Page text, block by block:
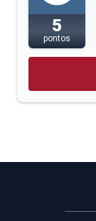
5
pontos